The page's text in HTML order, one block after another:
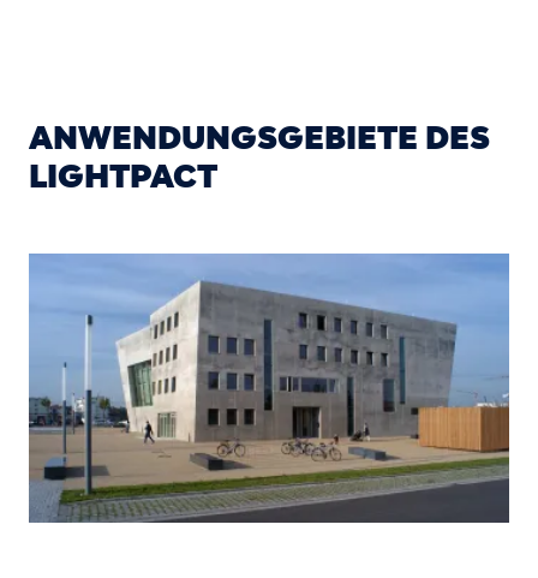
ANWENDUNGSGEBIETE DES
LIGHTPACT